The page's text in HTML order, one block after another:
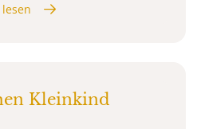
Kleinkind